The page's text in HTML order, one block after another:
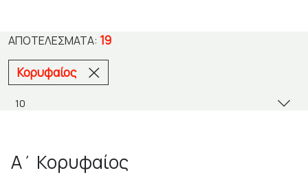
ΑΠΟΤΕΛΈΣΜΑΤΑ: 19
Κορυφαίος
Α΄ Κορυφαίος